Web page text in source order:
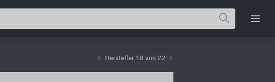
Hersteller 18 von 22